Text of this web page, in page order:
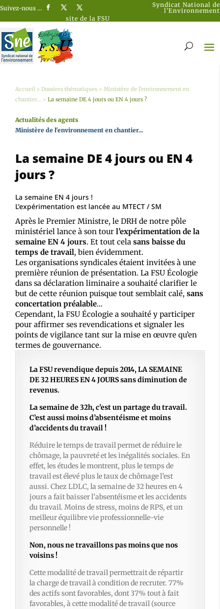
Suivez-nous …
Syndicat National de
l’Environnement
site de la FSU
Accueil >Dossiers thématiques >Ministère de l'environnement en
chantier... >La semaine DE 4 jours ou EN 4 jours ?
Actualités des agents
Ministère de l'environnement en chantier...
La semaine DE 4 jours ou EN 4
jours ?
La semaine EN 4 jours !
L’expérimentation est lancée au MTECT / SM
Après le Premier Ministre, le DRH de notre pôle
ministériel lance à son tourl’expérimentation de la
semaine EN 4 jours. Et tout celasans baisse du
temps de travail, bien évidemment.
Les organisations syndicales étaient invitées à une
première réunion de présentation. La FSU Écologie
dans sa déclaration liminaire a souhaité clarifier le
but de cette réunion puisque tout semblait calé,sans
concertation préalable…
Cependant, la FSU Écologie a souhaité y participer
pour affirmer ses revendications et signaler les
points de vigilance tant sur la mise en œuvre qu’en
termes de gouvernance.
La FSU revendique depuis 2014, LA SEMAINE
DE 32 HEURES EN 4 JOURS sans diminution de
revenus.
La semaine de 32h, c’est un partage du travail.
C’est aussi moins d’absentéisme et moins
d’accidents du travail !
Réduire le temps de travail permet de réduire le
chômage, la pauvreté et les inégalités sociales. En
effet, les études le montrent, plus le temps de
travail est élevé plus le taux de chômage l’est
aussi. Chez LDLC, la semaine de 32 heures en 4
jours a fait baisser l’absentéisme et les accidents
du travail. Moins de stress, moins de RPS, et un
meilleur équilibre vie professionnelle-vie
personnelle !
Non, nous ne travaillons pas moins que nos
voisins !
Cette modalité de travail permettrait de répartir
la charge de travail à condition de recruter. 77%
des actifs sont favorables, dont 37% tout à fait
favorables, à cette modalité de travail (source